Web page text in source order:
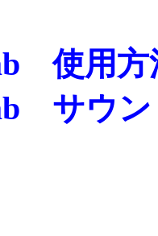
使用方
サウン